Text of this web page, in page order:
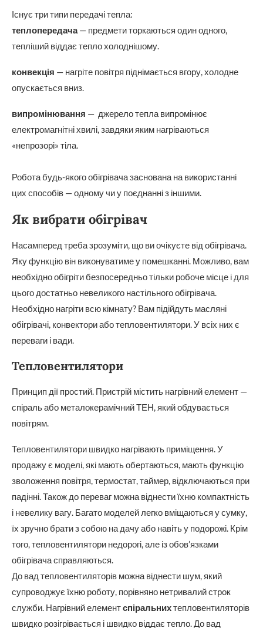
Існує три типи передачі тепла:
теплопередача— предмети торкаються один одного,
тепліший віддає тепло холоднішому.
конвекція — нагріте повітря піднімається вгору, холодне
опускається вниз.
випромінювання — джерело тепла випромінює
електромагнітні хвилі, завдяки яким нагріваються
«непрозорі» тіла.
Робота будь-якого обігрівача заснована на використанні
цих способів — одному чи у поєднанні з іншими.
Як вибрати обігрівач
Насамперед треба зрозуміти, що ви очікуєте від обігрівача.
Яку функцію він виконуватиме у помешканні. Можливо, вам
необхідно обігріти безпосередньо тільки робоче місце і для
цього достатньо невеликого настільного обігрівача.
Необхідно нагріти всю кімнату? Вам підійдуть масляні
обігрівачі, конвектори або тепловентилятори. У всіх них є
переваги і вади.
Тепловентилятори
Принцип дії простий. Пристрій містить нагрівний елемент —
спіраль або металокерамічний ТЕН, який обдувається
повітрям.
Тепловентилятори швидко нагрівають приміщення. У
продажу є моделі, які мають обертаються, мають функцію
зволоження повітря, термостат, таймер, відключаються при
падінні. Також до переваг можна віднести їхню компактність
і невелику вагу. Багато моделей легко вміщаються у сумку,
їх зручно брати з собою на дачу або навіть у подорожі. Крім
того, тепловентилятори недорогі, але із обов’язками
обігрівача справляються.
До вад тепловентиляторів можна віднести шум, який
супроводжує їхню роботу, порівняно нетривалий строк
служби. Нагрівний елементспіральнихтепловентиляторів
швидко розігрівається і швидко віддає тепло. До вад